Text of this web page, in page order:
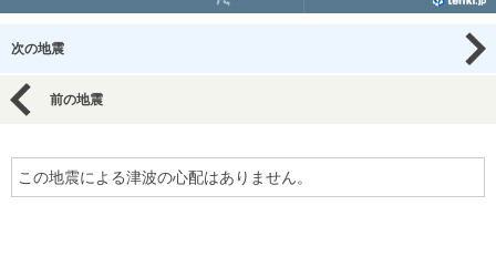
次の地震
前の地震
この地震による津波の心配はありません。